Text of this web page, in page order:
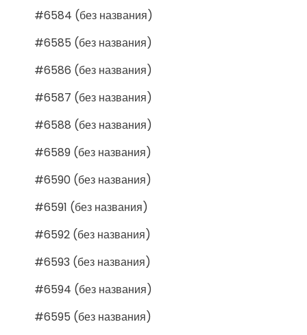
#6584 (без названия)
#6585 (без названия)
#6586 (без названия)
#6587 (без названия)
#6588 (без названия)
#6589 (без названия)
#6590 (без названия)
#6591 (без названия)
#6592 (без названия)
#6593 (без названия)
#6594 (без названия)
#6595 (без названия)